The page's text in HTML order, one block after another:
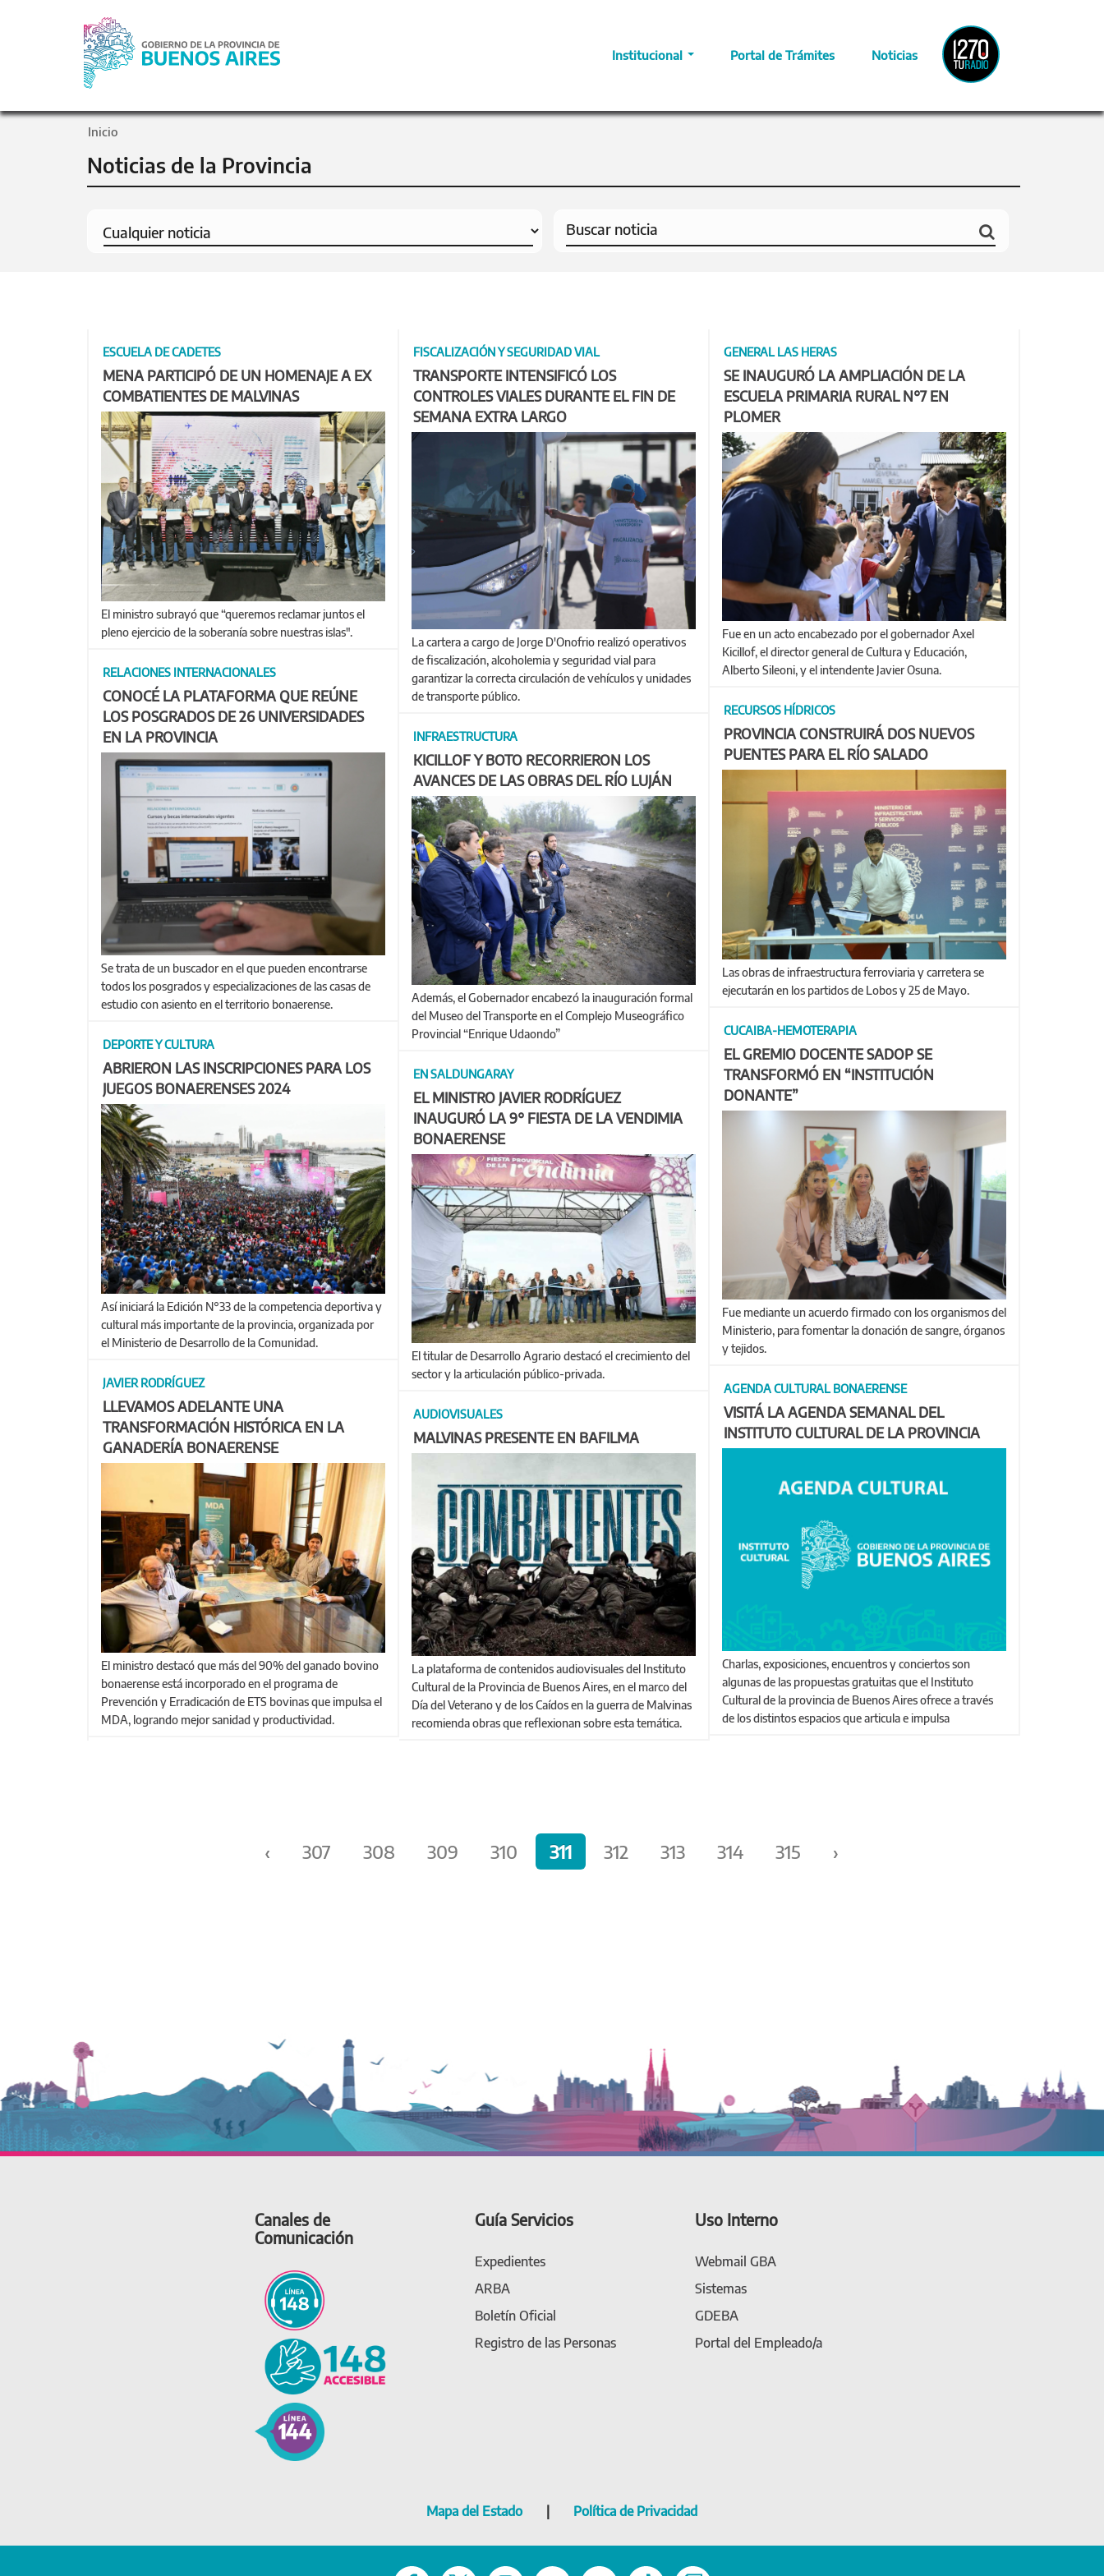
Institucional Portal de Trámites Noticias
Radio
Provincia
Inicio
Noticias de la Provincia
ESCUELA DE CADETES
MENA PARTICIPÓ DE UN HOMENAJE A EX
COMBATIENTES DE MALVINAS
El ministro subrayó que “queremos reclamar juntos el
pleno ejercicio de la soberanía sobre nuestras islas".
FISCALIZACIÓN Y SEGURIDAD VIAL
TRANSPORTE INTENSIFICÓ LOS
CONTROLES VIALES DURANTE EL FIN DE
SEMANA EXTRA LARGO
La cartera a cargo de Jorge D'Onofrio realizó operativos
de fiscalización, alcoholemia y seguridad vial para
garantizar la correcta circulación de vehículos y unidades
de transporte público.
GENERAL LAS HERAS
SE INAUGURÓ LA AMPLIACIÓN DE LA
ESCUELA PRIMARIA RURAL N°7 EN
PLOMER
Fue en un acto encabezado por el gobernador Axel
Kicillof, el director general de Cultura y Educación,
Alberto Sileoni, y el intendente Javier Osuna.
RELACIONES INTERNACIONALES
CONOCÉ LA PLATAFORMA QUE REÚNE
LOS POSGRADOS DE 26 UNIVERSIDADES
EN LA PROVINCIA
Se trata de un buscador en el que pueden encontrarse
todos los posgrados y especializaciones de las casas de
estudio con asiento en el territorio bonaerense.
RECURSOS HÍDRICOS
PROVINCIA CONSTRUIRÁ DOS NUEVOS
PUENTES PARA EL RÍO SALADO
Las obras de infraestructura ferroviaria y carretera se
ejecutarán en los partidos de Lobos y 25 de Mayo.
INFRAESTRUCTURA
KICILLOF Y BOTO RECORRIERON LOS
AVANCES DE LAS OBRAS DEL RÍO LUJÁN
Además, el Gobernador encabezó la inauguración formal
del Museo del Transporte en el Complejo Museográfico
Provincial “Enrique Udaondo”
CUCAIBA-HEMOTERAPIA
EL GREMIO DOCENTE SADOP SE
TRANSFORMÓ EN “INSTITUCIÓN
DONANTE”
Fue mediante un acuerdo firmado con los organismos del
Ministerio, para fomentar la donación de sangre, órganos
y tejidos.
DEPORTE Y CULTURA
ABRIERON LAS INSCRIPCIONES PARA LOS
JUEGOS BONAERENSES 2024
Así iniciará la Edición N°33 de la competencia deportiva y
cultural más importante de la provincia, organizada por
el Ministerio de Desarrollo de la Comunidad.
EN SALDUNGARAY
EL MINISTRO JAVIER RODRÍGUEZ
INAUGURÓ LA 9° FIESTA DE LA VENDIMIA
BONAERENSE
El titular de Desarrollo Agrario destacó el crecimiento del
sector y la articulación público-privada.
JAVIER RODRÍGUEZ
LLEVAMOS ADELANTE UNA
TRANSFORMACIÓN HISTÓRICA EN LA
GANADERÍA BONAERENSE
El ministro destacó que más del 90% del ganado bovino
bonaerense está incorporado en el programa de
Prevención y Erradicación de ETS bovinas que impulsa el
MDA, logrando mejor sanidad y productividad.
AGENDA CULTURAL BONAERENSE
VISITÁ LA AGENDA SEMANAL DEL
INSTITUTO CULTURAL DE LA PROVINCIA
Charlas, exposiciones, encuentros y conciertos son
algunas de las propuestas gratuitas que el Instituto
Cultural de la provincia de Buenos Aires ofrece a través
de los distintos espacios que articula e impulsa
AUDIOVISUALES
MALVINAS PRESENTE EN BAFILMA
La plataforma de contenidos audiovisuales del Instituto
Cultural de la Provincia de Buenos Aires, en el marco del
Día del Veterano y de los Caídos en la guerra de Malvinas
recomienda obras que reflexionan sobre esta temática.
‹ 307 308 309 310 311 312 313 314 315 ›
Canales de
Comunicación
Guía Servicios
Expedientes
ARBA
Boletín Oficial
Registro de las Personas
Uso Interno
Webmail GBA
Sistemas
GDEBA
Portal del Empleado/a
Mapa del Estado | Política de Privacidad